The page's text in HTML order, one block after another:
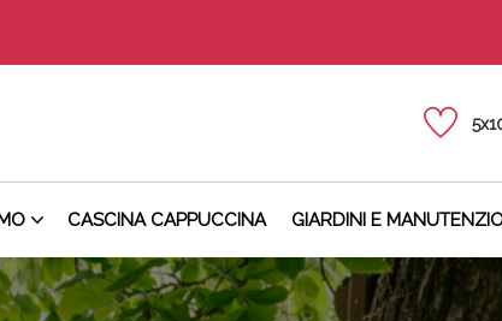
CASCINA CAPPUCCINA GIARDINI E